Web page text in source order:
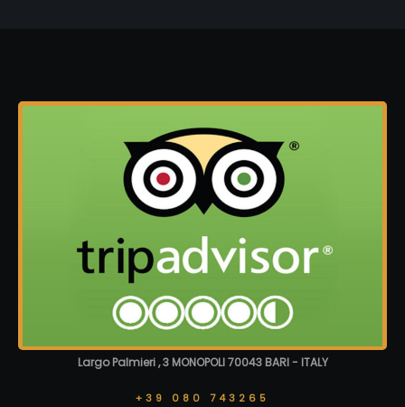
Largo Palmieri , 3 MONOPOLI 70043 BARI - ITALY
+39 080 743265